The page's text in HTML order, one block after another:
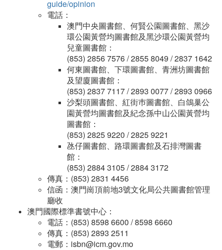
guide/opinion
電話：
澳門中央圖書館、何賢公園圖書館、黑沙
環公園黃營均圖書館及黑沙環公園黃營均
兒童圖書館：
(853) 2856 7576 / 2855 8049 / 2837 1642
何東圖書館、下環圖書館、青洲坊圖書館
及望廈圖書館：
(853) 2837 7117 / 2893 0077 / 2893 0966
沙梨頭圖書館、紅街巿圖書館、白鴿巢公
園黃營均圖書館及紀念孫中山公園黃營均
圖書館：
(853) 2825 9220 / 2825 9221
氹仔圖書館、路環圖書館及石排灣圖書
館：
(853) 2884 3105 / 2884 3172
傳真：(853) 2831 4456
信函：澳門崗頂前地3號文化局公共圖書館管理
廳收
澳門國際標準書號中心：
電話：(853) 8598 6600 / 8598 6660
傳真：(853) 2893 2511
電郵：isbn@icm.gov.mo